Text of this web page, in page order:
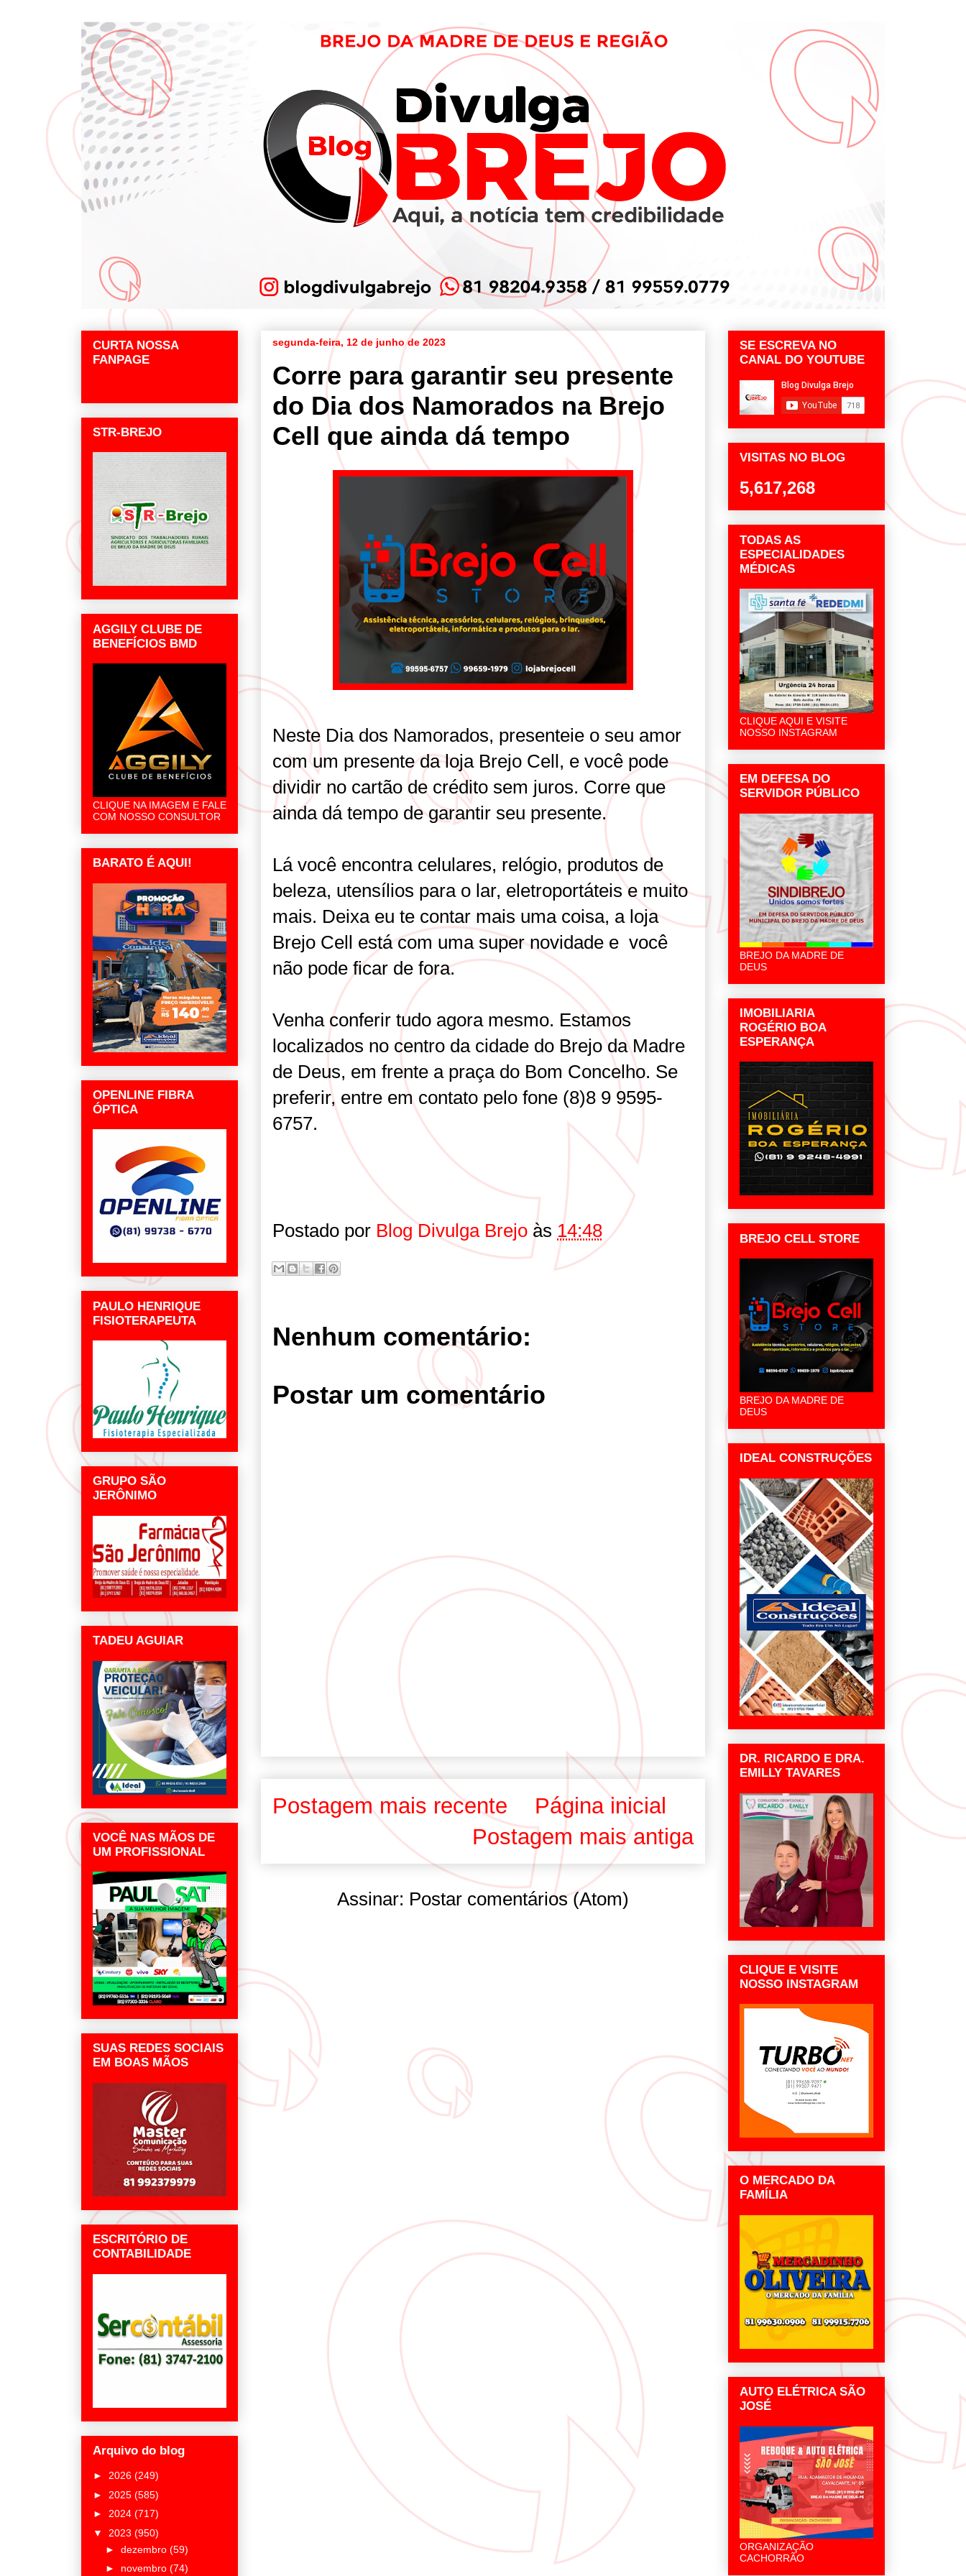
segunda-feira, 12 de junho de 2023
Corre para garantir seu presente
do Dia dos Namorados na Brejo
Cell que ainda dá tempo
Neste Dia dos Namorados, presenteie o seu amor
com um presente da loja Brejo Cell, e você pode
dividir no cartão de crédito sem juros. Corre que
ainda dá tempo de garantir seu presente.
Lá você encontra celulares, relógio, produtos de
beleza, utensílios para o lar, eletroportáteis e muito
mais. Deixa eu te contar mais uma coisa, a loja
Brejo Cell está com uma super novidade e você
não pode ficar de fora.
Venha conferir tudo agora mesmo. Estamos
localizados no centro da cidade do Brejo da Madre
de Deus, em frente a praça do Bom Concelho. Se
preferir, entre em contato pelo fone (8)8 9 9595-
6757.
Postado por Blog Divulga Brejo às 14:48
Nenhum comentário:
Postar um comentário
Postagem mais recente
Postagem mais antiga
Página inicial
Assinar: Postar comentários (Atom)
CURTA NOSSA
FANPAGE
STR-BREJO
AGGILY CLUBE DE
BENEFÍCIOS BMD
CLIQUE NA IMAGEM E FALE
COM NOSSO CONSULTOR
BARATO É AQUI!
OPENLINE FIBRA
ÓPTICA
PAULO HENRIQUE
FISIOTERAPEUTA
GRUPO SÃO
JERÔNIMO
TADEU AGUIAR
VOCÊ NAS MÃOS DE
UM PROFISSIONAL
SUAS REDES SOCIAIS
EM BOAS MÃOS
ESCRITÓRIO DE
CONTABILIDADE
Arquivo do blog
► 2026 (249)
► 2025 (585)
► 2024 (717)
▼ 2023 (950)
► dezembro (59)
► novembro (74)
SE ESCREVA NO
CANAL DO YOUTUBE
VISITAS NO BLOG
5,617,268
TODAS AS
ESPECIALIDADES
MÉDICAS
CLIQUE AQUI E VISITE
NOSSO INSTAGRAM
EM DEFESA DO
SERVIDOR PÚBLICO
BREJO DA MADRE DE
DEUS
IMOBILIARIA
ROGÉRIO BOA
ESPERANÇA
BREJO CELL STORE
BREJO DA MADRE DE
DEUS
IDEAL CONSTRUÇÕES
DR. RICARDO E DRA.
EMILLY TAVARES
CLIQUE E VISITE
NOSSO INSTAGRAM
O MERCADO DA
FAMÍLIA
AUTO ELÉTRICA SÃO
JOSÉ
ORGANIZAÇÃO
CACHORRÃO